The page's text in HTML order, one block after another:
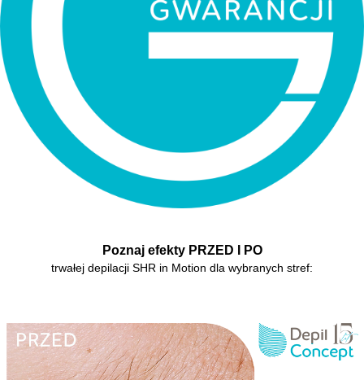
Poznaj efekty PRZED I PO
trwałej depilacji SHR in Motion dla wybranych stref: